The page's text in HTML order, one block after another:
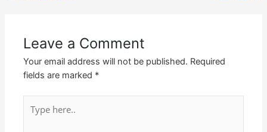
Leave a Comment
Your email address will not be published. Required
fields are marked *
here..